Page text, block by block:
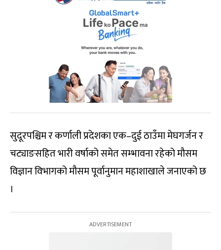
सुदूरपश्चिम र कर्णाली प्रदेशका एक–दुई ठाउँमा मेघगर्जन र
चट्याङसहित भारी वर्षाको समेत सम्भावना रहेको मौसम
विज्ञान विभागको मौसम पूर्वानुमान महाशाखाले जनाएको छ
।